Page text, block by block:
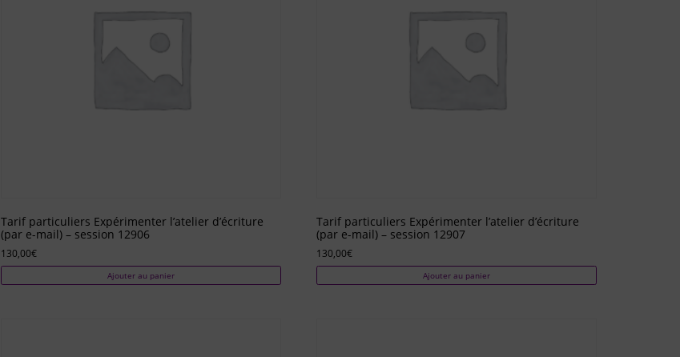
Tarif particuliers Expérimenter l’atelier d’écriture
(par e-mail) – session 12906
130,00€
Ajouter au panier
Tarif particuliers Expérimenter l’atelier d’écriture
(par e-mail) – session 12907
130,00€
Ajouter au panier